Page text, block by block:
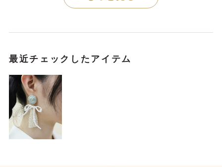
最近チェックしたアイテム